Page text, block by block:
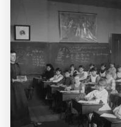
Wordpress Cache
Anasayfa
5 Günde İngilizce
İngilizce
Dil Eğitimi